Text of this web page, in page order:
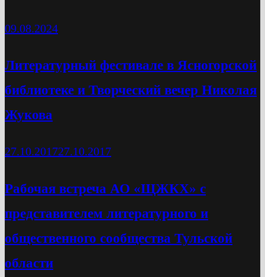
09.08.2024
Литературный фестивале в Ясногорской
библиотеке и Творческий вечер Николая
Жукова
27.10.201727.10.2017
Рабочая встреча АО «ЩЖКХ» с
представителем литературного и
общественного сообщества Тульской
области